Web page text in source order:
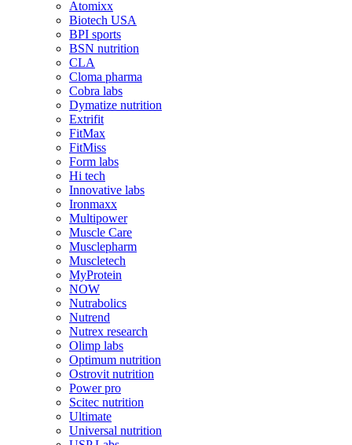
Atomixx
Biotech USA
BPI sports
BSN nutrition
CLA
Cloma pharma
Cobra labs
Dymatize nutrition
Extrifit
FitMax
FitMiss
Form labs
Hi tech
Innovative labs
Ironmaxx
Multipower
Muscle Care
Musclepharm
Muscletech
MyProtein
NOW
Nutrabolics
Nutrend
Nutrex research
Olimp labs
Optimum nutrition
Ostrovit nutrition
Power pro
Scitec nutrition
Ultimate
Universal nutrition